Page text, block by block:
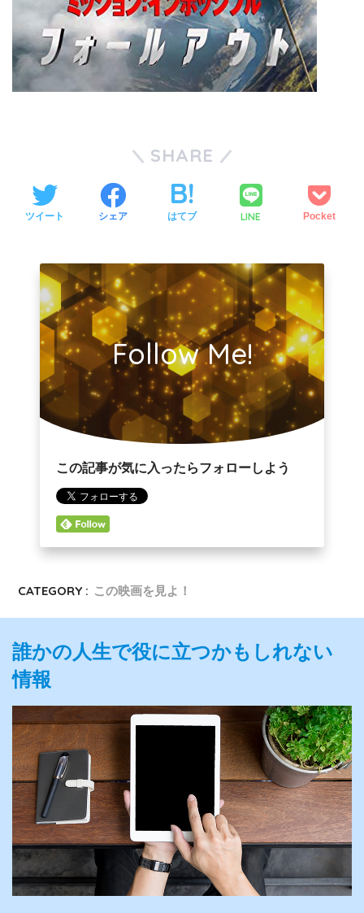
SHARE
ツイート シェア はてブ LINE Pocket
Follow Me!
この記事が気に入ったらフォローしよう
CATEGORY : この映画を見よ！
誰かの人生で役に立つかもしれない
情報